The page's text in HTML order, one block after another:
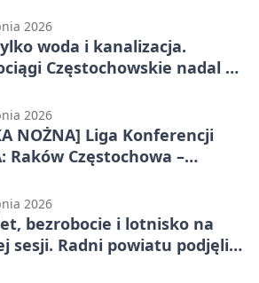
2026
woda i kanalizacja.
Częstochowskie nadal w
2026
NOŻNA] Liga Konferencji
Raków Częstochowa –
III rundy eliminacji
2026
bezrobocie i lotnisko na
sesji. Radni powiatu podjęli